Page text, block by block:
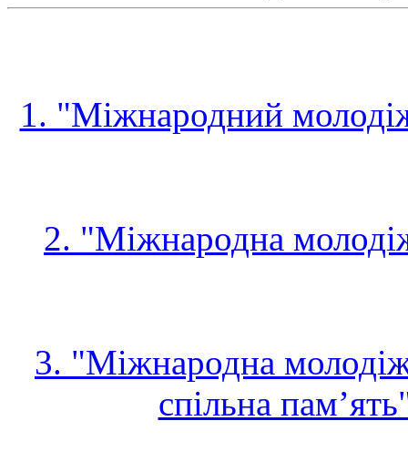
1. "Міжнародний
2. "Міжнародна
3. "Міжнародна
спільна